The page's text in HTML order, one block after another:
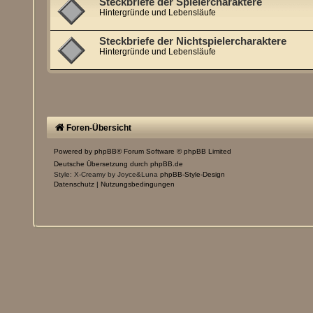
Steckbriefe der Spielercharaktere
Hintergründe und Lebensläufe
Steckbriefe der Nichtspielercharaktere
Hintergründe und Lebensläufe
Foren-Übersicht
Powered byphpBB® Forum Software © phpBB Limited
Deutsche Übersetzung durchphpBB.de
Style: X-Creamy by Joyce&LunaphpBB-Style-Design
Datenschutz
Nutzungsbedingungen